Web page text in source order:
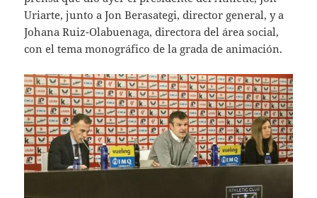
Uriarte, junto a Jon Berasategi, director general, y a
Johana Ruiz-Olabuenaga, directora del área social,
con el tema monográfico de la grada de animación.